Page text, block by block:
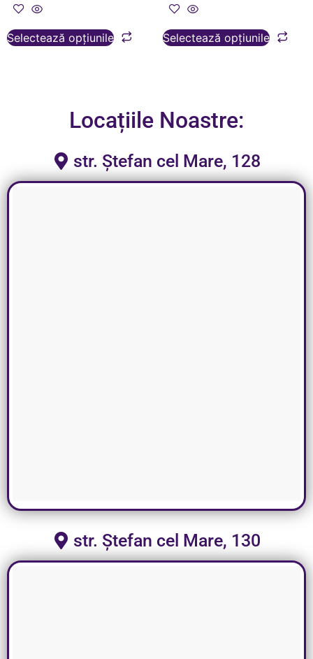
Selectează opțiunile Selectează opțiunile
Locațiile Noastre:
str. Ștefan cel Mare, 128
str. Ștefan cel Mare, 130